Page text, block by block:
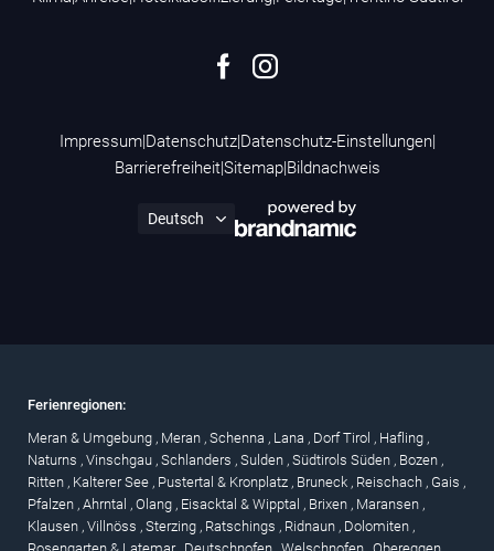
Impressum|Datenschutz|Datenschutz-Einstellungen|
Barrierefreiheit|Sitemap|Bildnachweis
Ferienregionen:
Meran & Umgebung , Meran , Schenna , Lana , Dorf Tirol , Hafling ,
Naturns , Vinschgau , Schlanders , Sulden , Südtirols Süden , Bozen ,
Ritten , Kalterer See , Pustertal & Kronplatz , Bruneck , Reischach , Gais ,
Pfalzen , Ahrntal , Olang , Eisacktal & Wipptal , Brixen , Maransen ,
Klausen , Villnöss , Sterzing , Ratschings , Ridnaun , Dolomiten ,